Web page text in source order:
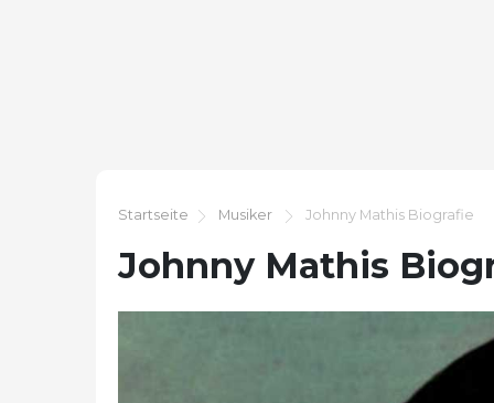
Startseite Musiker Johnny Mathis Biografie
Johnny Mathis